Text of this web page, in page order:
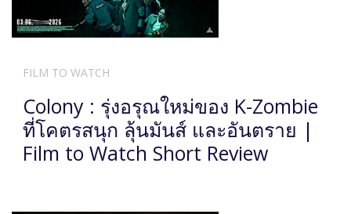
FILM TO WATCH
Colony : รุ่งอรุณใหม่ของ K-Zombie
ที่โคตรสนุก ลุ้นมันส์ และอันตราย |
Film to Watch Short Review